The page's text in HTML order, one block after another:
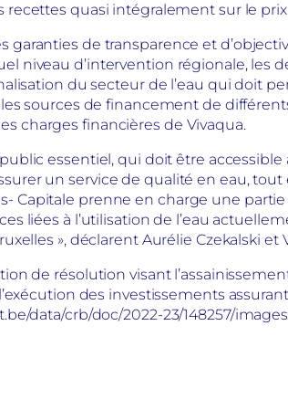
recettes quasi intégralement sur le
garanties de transparence et
niveau d’intervention régionale,
du secteur de l’eau qui doit
les sources de financement de
charges financières de Vivaqua.
public essentiel, qui doit être
un service de qualité en eau, tout
Capitale prenne en charge une
liées à l’utilisation de l’eau
», déclarent Aurélie Czekalski
de résolution visant
des investissements
data/crb/doc/2022-23/148257/